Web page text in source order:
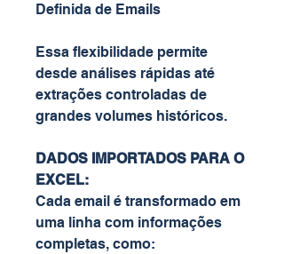
Definida de Emails
Essa flexibilidade permite
desde análises rápidas até
extrações controladas de
grandes volumes históricos.
DADOS IMPORTADOS PARA O
EXCEL:
Cada email é transformado em
uma linha com informações
completas, como: